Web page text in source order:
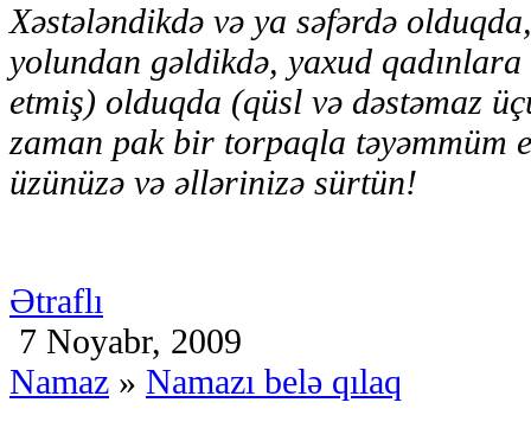
Xəstələndikdə və ya səfərdə
yolundan gəldikdə, yaxud qadınlara
etmiş) olduqda (qüsl və dəstəmaz
zaman pak bir torpaqla təyəmmüm
üzünüzə və əllərinizə sürtün!
Ətraflı
7 Noyabr, 2009
Namaz » Namazı belə qılaq